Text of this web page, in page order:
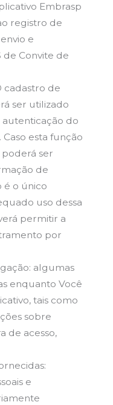
Embrasp
registro de
e
de Convite de
cadastro de
ser utilizado
autenticação do
esta função
ser
de
é o único
uso dessa
permitir a
por
algumas
enquanto Você
tais como
sobre
de acesso,
e